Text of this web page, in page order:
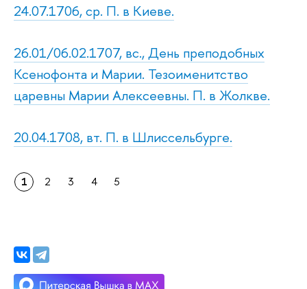
24.07.1706, ср. П. в Киеве.
26.01/06.02.1707, вс., День преподобных
Ксенофонта и Марии. Тезоименитство
царевны Марии Алексеевны. П. в Жолкве.
20.04.1708, вт. П. в Шлиссельбурге.
1 2 3 4 5